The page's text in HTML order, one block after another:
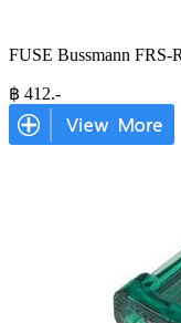
FUSE Bussmann FRS-
฿ 412.-